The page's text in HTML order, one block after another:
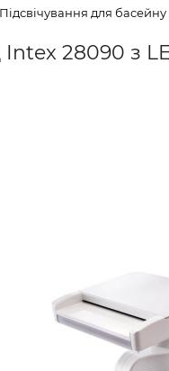
Підсвічування для басейну
28090 з